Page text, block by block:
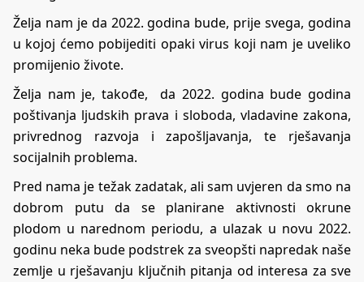
Želja nam je da 2022. godina bude, prije svega, godina
u kojoj ćemo pobijediti opaki virus koji nam je uveliko
promijenio živote.
Želja nam je, takođe, da 2022. godina bude godina
poštivanja ljudskih prava i sloboda, vladavine zakona,
privrednog razvoja i zapošljavanja, te rješavanja
socijalnih problema.
Pred nama je težak zadatak, ali sam uvjeren da smo na
dobrom putu da se planirane aktivnosti okrune
plodom u narednom periodu, a ulazak u novu 2022.
godinu neka bude podstrek za sveopšti napredak naše
zemlje u rješavanju ključnih pitanja od interesa za sve